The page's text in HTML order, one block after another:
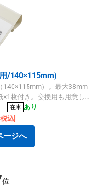
/140×115mm)
140×115mm）。最大38mm
枚付き。交換用も用意し
在庫 あり
[税込]
ージへ
位